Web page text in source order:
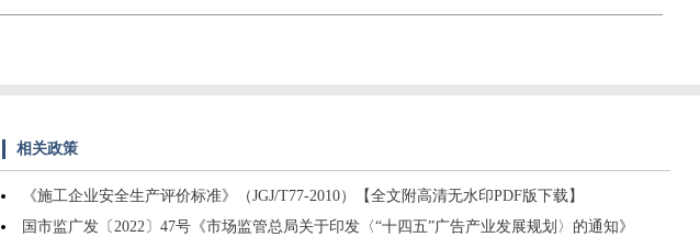
相关政策
《施工企业安全生产评价标准》（JGJ/T77-2010）【全文附高清无水印PDF版下载】
国市监广发〔2022〕47号《市场监管总局关于印发〈“十四五”广告产业发展规划〉的通知》